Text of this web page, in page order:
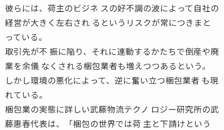
彼らには、荷主のビジネ スの好不調の波によって自社の
経営が大きく左右され るというリスクが常につきまと
っている。
取引先が不 振に陥り、それに連動するかたちで倒産や廃
業を余儀 なくされる梱包業者も増えつつあるという。
しかし環境の悪化によって、逆に奮い立つ梱包業者 も現
れている。
梱包業の実態に詳しい武藤物流テクノ ロジー研究所の武
藤惠春代表は、「梱包の世界では荷 主と下請けという